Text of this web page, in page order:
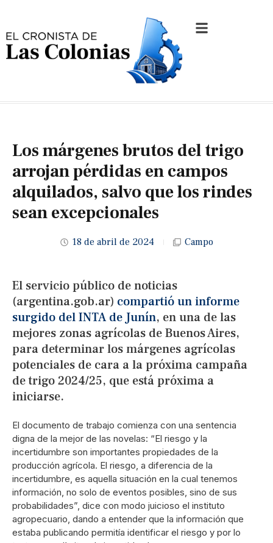
Los márgenes brutos del trigo
arrojan pérdidas en campos
alquilados, salvo que los rindes
sean excepcionales
18 de abril de 2024 Campo
El servicio público de noticias
(argentina.gob.ar) compartió un informe
surgido del INTA de Junín, en una de las
mejores zonas agrícolas de Buenos Aires,
para determinar los márgenes agrícolas
potenciales de cara a la próxima campaña
de trigo 2024/25, que está próxima a
iniciarse.
El documento de trabajo comienza con una sentencia
digna de la mejor de las novelas: “El riesgo y la
incertidumbre son importantes propiedades de la
producción agrícola. El riesgo, a diferencia de la
incertidumbre, es aquella situación en la cual tenemos
información, no solo de eventos posibles, sino de sus
probabilidades”, dice con modo juicioso el instituto
agropecuario, dando a entender que la información que
estaba publicando permitía identificar el riesgo y por lo